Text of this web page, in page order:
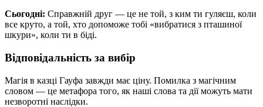
Сьогодні: Справжній друг — це не той, з ким ти гуляєш, коли
все круто, а той, хто допоможе тобі «вибратися з пташиної
шкури», коли ти в біді.
Відповідальність за вибір
Магія в казці Гауфа завжди має ціну. Помилка з магічним
словом — це метафора того, як наші слова та дії можуть мати
незворотні наслідки.